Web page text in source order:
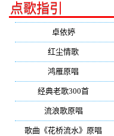
点歌指引
卓依婷(350)
红尘情歌
鸿雁原唱
经典老歌300首
流浪歌原唱
歌曲《花桥流水》原唱